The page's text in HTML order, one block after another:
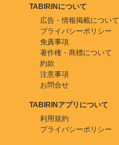
TABIRINについて
広告・情報掲載について
プライバシーポリシー
免責事項
著作権・商標について
約款
注意事項
お問合せ
TABIRINアプリについて
利用規約
プライバシーポリシー